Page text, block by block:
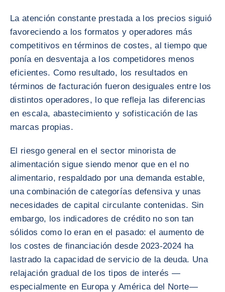
La atención constante prestada a los precios siguió
favoreciendo a los formatos y operadores más
competitivos en términos de costes, al tiempo que
ponía en desventaja a los competidores menos
eficientes. Como resultado, los resultados en
términos de facturación fueron desiguales entre los
distintos operadores, lo que refleja las diferencias
en escala, abastecimiento y sofisticación de las
marcas propias.
El riesgo general en el sector minorista de
alimentación sigue siendo menor que en el no
alimentario, respaldado por una demanda estable,
una combinación de categorías defensiva y unas
necesidades de capital circulante contenidas. Sin
embargo, los indicadores de crédito no son tan
sólidos como lo eran en el pasado: el aumento de
los costes de financiación desde 2023-2024 ha
lastrado la capacidad de servicio de la deuda. Una
relajación gradual de los tipos de interés —
especialmente en Europa y América del Norte—